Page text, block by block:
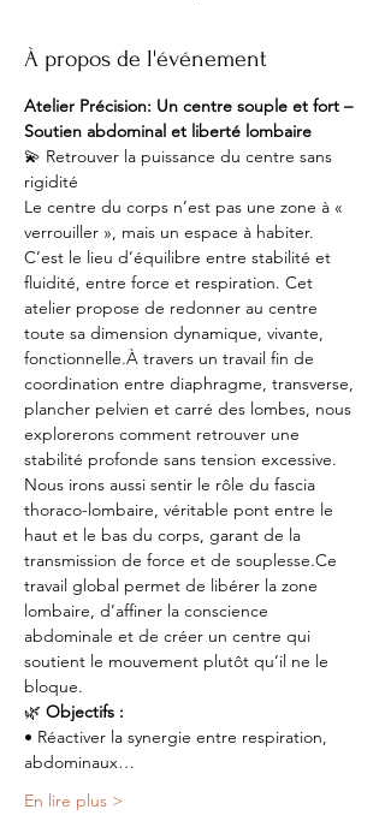
À propos de l'événement
Atelier Précision: Un centre souple et fort –
Soutien abdominal et liberté lombaire
💫 Retrouver la puissance du centre sans
rigidité
Le centre du corps n’est pas une zone à «
verrouiller », mais un espace à habiter.
C’est le lieu d’équilibre entre stabilité et
fluidité, entre force et respiration. Cet
atelier propose de redonner au centre
toute sa dimension dynamique, vivante,
fonctionnelle.À travers un travail fin de
coordination entre diaphragme, transverse,
plancher pelvien et carré des lombes, nous
explorerons comment retrouver une
stabilité profonde sans tension excessive.
Nous irons aussi sentir le rôle du fascia
thoraco-lombaire, véritable pont entre le
haut et le bas du corps, garant de la
transmission de force et de souplesse.Ce
travail global permet de libérer la zone
lombaire, d’affiner la conscience
abdominale et de créer un centre qui
soutient le mouvement plutôt qu’il ne le
bloque.
🌿 Objectifs :
• Réactiver la synergie entre respiration,
abdominaux…
En lire plus >